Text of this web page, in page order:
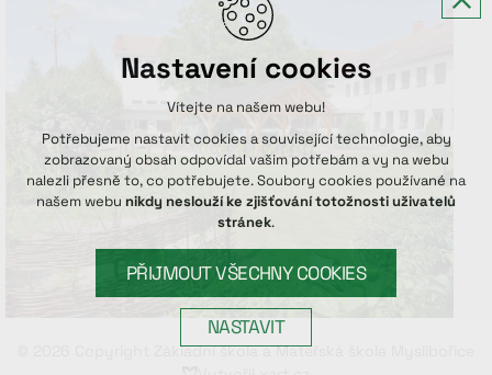
© 2026 Copyright Základní škola a Mateřská škola Myslibořice
Nastavení cookies
Vítejte na našem webu!
Potřebujeme nastavit cookies a související technologie, aby
zobrazovaný obsah odpovídal vašim potřebám a vy na webu
nalezli přesně to, co potřebujete. Soubory cookies používané na
našem webu nikdy neslouží ke zjišťování totožnosti uživatelů
stránek.
PŘIJMOUT VŠECHNY COOKIES
NASTAVIT